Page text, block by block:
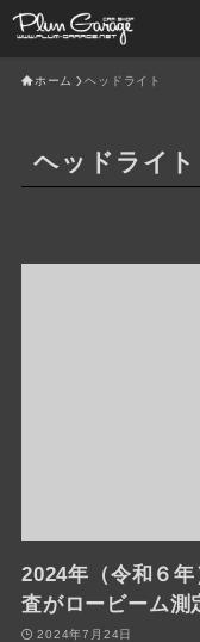
ホーム ヘッドライト
ヘッドライト
2024年（令和６
査がロービーム測
2024年7月24日